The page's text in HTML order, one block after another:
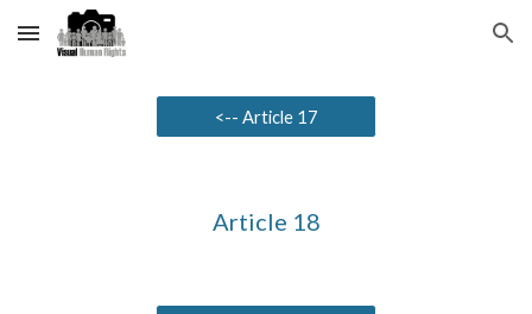
Skip to main content Skip to navigation
<-- Article 17
Article 18